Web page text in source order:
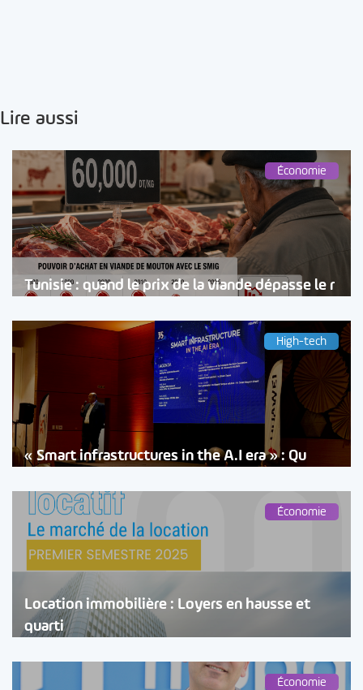
Lire aussi
Économie
Tunisie : quand le prix de la viande dépasse le r
High-tech
« Smart infrastructures in the A.I era » : Qu
Économie
Location immobilière : Loyers en hausse et
quarti
Économie